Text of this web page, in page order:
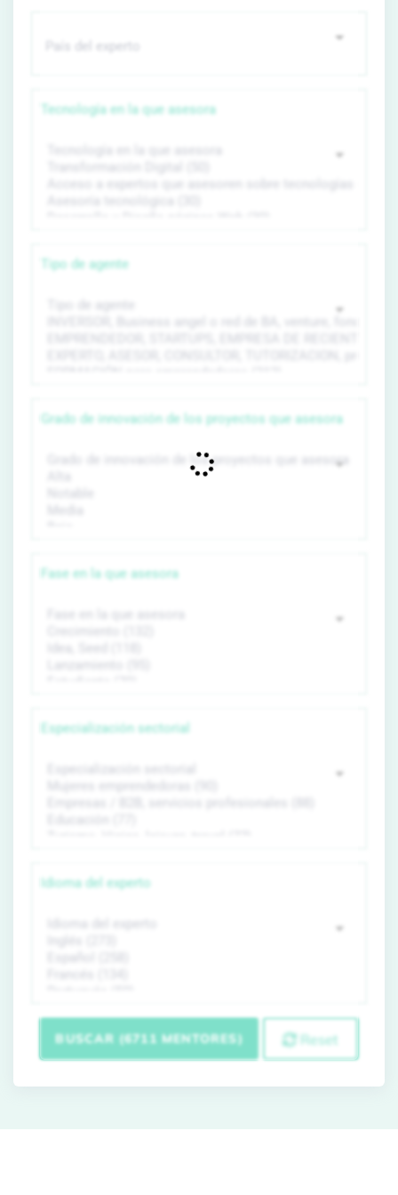
Tecnología en la que asesora
Tipo de agente
Grado de innovación de los proyectos que asesora
Fase en la que asesora
Especialización sectorial
Idioma del experto
BUSCAR (6711 MENTORES) Reset